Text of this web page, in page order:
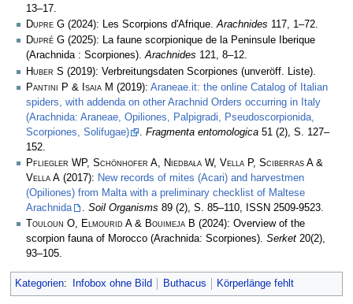
13–17.
Dupre G (2024): Les Scorpions d'Afrique.Arachnides 117, 1–72.
Dupré G (2025): La faune scorpionique de la Peninsule Iberique
(Arachnida : Scorpiones).Arachnides 121, 8–12.
Huber S (2019): Verbreitungsdaten Scorpiones (unveröff. Liste).
Pantini P & Isaia M (2019): Araneae.it: the online Catalog of Italian
spiders, with addenda on other Arachnid Orders occurring in Italy
(Arachnida: Araneae, Opiliones, Palpigradi, Pseudoscorpionida,
Scorpiones, Solifugae)
. Fragmenta entomologica 51 (2), S. 127–
152.
Pfliegler WP, Schönhofer A, Niedbała W, Vella P, Sciberras A &
Vella A (2017): New records of mites (Acari) and harvestmen
(Opiliones) from Malta with a preliminary checklist of Maltese
Arachnida
. Soil Organisms 89 (2), S. 85–110, ISSN 2509-9523.
Touloun O, Elmourid A & Bouimeja B (2024): Overview of the
scorpion fauna of Morocco (Arachnida: Scorpiones). Serket 20(2),
93–105.
Kategorien: Infobox ohne Bild Buthacus Körperlänge fehlt